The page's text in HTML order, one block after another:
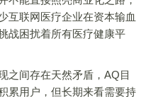
互联网医疗企业在资本输血
战困扰着所有医疗健康平
间存在天然矛盾，AQ目
累用户，但长期来看需要持